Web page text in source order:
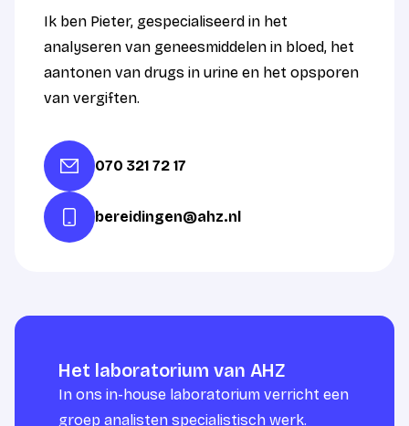
Ik ben Pieter, gespecialiseerd in het
analyseren van geneesmiddelen in bloed, het
aantonen van drugs in urine en het opsporen
van vergiften.
070 321 72 17
bereidingen@ahz.nl
Het laboratorium van AHZ
In ons in-house laboratorium verricht een
groep analisten specialistisch werk.